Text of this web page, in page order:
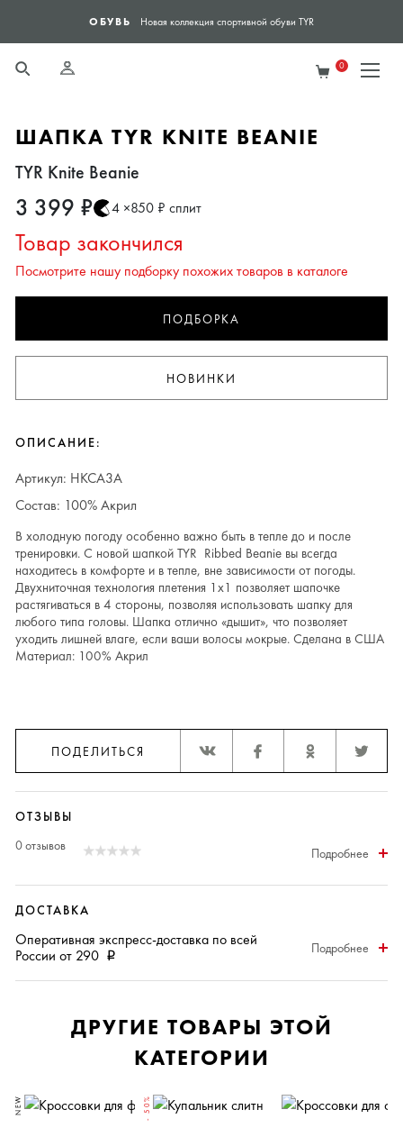
ОБУВЬ Новая коллекция спортивной обуви TYR
0
ШАПКА TYR KNITE BEANIE
TYR Knite Beanie
3 399 ₽ 4 ×850 ₽ сплит
Товар закончился
Посмотрите нашу подборку похожих товаров в каталоге
ПОДБОРКА
НОВИНКИ
ОПИСАНИЕ:
Артикул: HKCA3A
Состав: 100% Акрил
В холодную погоду особенно важно быть в тепле до и после
тренировки. С новой шапкой TYR Ribbed Beanie вы всегда
находитесь в комфорте и в тепле, вне зависимости от погоды.
Двухниточная технология плетения 1х1 позволяет шапочке
растягиваться в 4 стороны, позволяя использовать шапку для
любого типа головы. Шапка отлично «дышит», что позволяет
уходить лишней влаге, если ваши волосы мокрые. Сделана в США
Материал: 100% Акрил
ПОДЕЛИТЬСЯ
ОТЗЫВЫ
0 отзывов
Подробнее
ДОСТАВКА
Оперативная экспресс-доставка по всей
России от 290 i
Подробнее
ДРУГИЕ ТОВАРЫ ЭТОЙ
КАТЕГОРИИ
NEW - 50%